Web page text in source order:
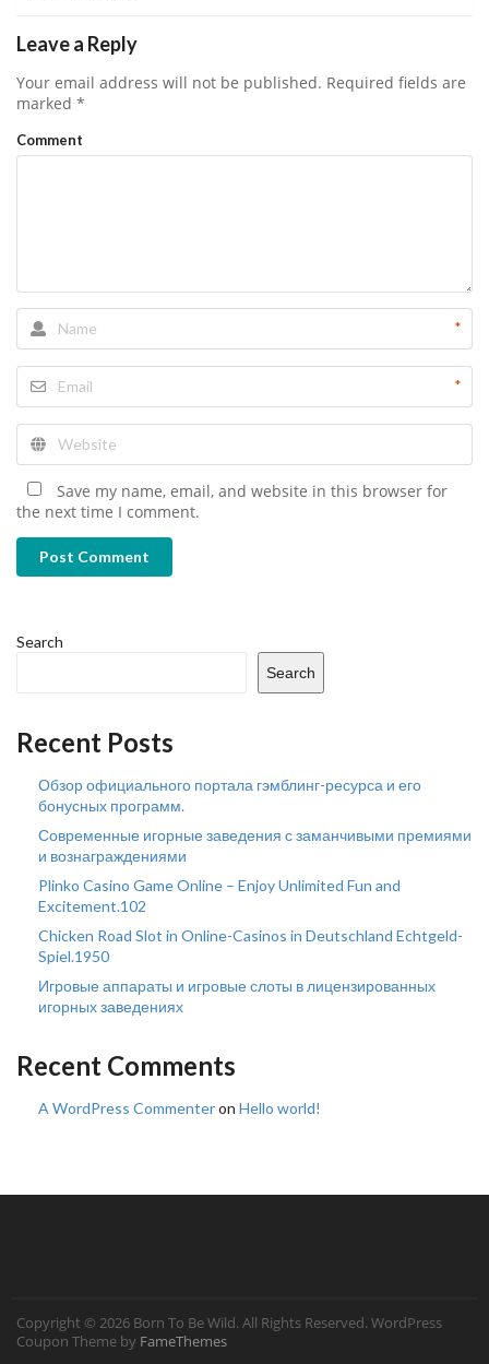
Leave a Reply
Your email address will not be published. Required fields are
marked *
Comment
*
*
Save my name, email, and website in this browser for
the next time I comment.
Post Comment
Search
Search
Recent Posts
Обзор официального портала гэмблинг-ресурса и его
бонусных программ.
Современные игорные заведения с заманчивыми премиями
и вознаграждениями
Plinko Casino Game Online – Enjoy Unlimited Fun and
Excitement.102
Chicken Road Slot in Online-Casinos in Deutschland Echtgeld-
Spiel.1950
Игровые аппараты и игровые слоты в лицензированных
игорных заведениях
Recent Comments
A WordPress Commenteron Hello world!
Copyright © 2026 Born To Be Wild. All Rights Reserved. WordPress
Coupon Theme by FameThemes